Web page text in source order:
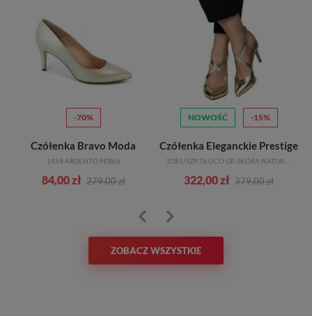
-70%
Czółenka Bravo Moda
1454 ARGENTO PERŁA
84,00 zł 279,00 zł
NOWOŚĆ -15%
Czółenka Eleganckie Prestige
2281/SZP ZŁ-LICO GP. SKÓRA NATURALNA
322,00 zł 379,00 zł
ZOBACZ WSZYSTKIE